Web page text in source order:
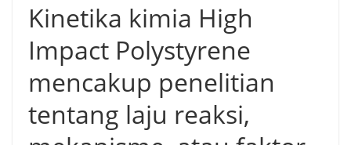
Kinetika kimia High
Impact Polystyrene
mencakup penelitian
tentang laju reaksi,